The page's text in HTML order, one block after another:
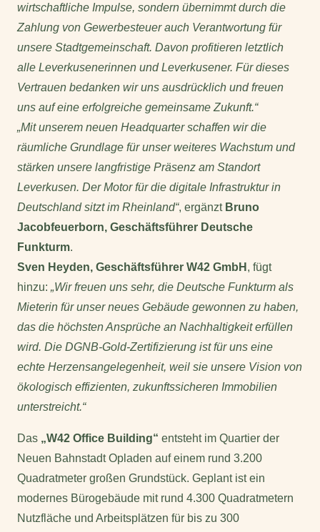
wirtschaftliche Impulse, sondern übernimmt durch die
Zahlung von Gewerbesteuer auch Verantwortung für
unsere Stadtgemeinschaft. Davon profitieren letztlich
alle Leverkusenerinnen und Leverkusener. Für dieses
Vertrauen bedanken wir uns ausdrücklich und freuen
uns auf eine erfolgreiche gemeinsame Zukunft.“
„Mit unserem neuen Headquarter schaffen wir die
räumliche Grundlage für unser weiteres Wachstum und
stärken unsere langfristige Präsenz am Standort
Leverkusen. Der Motor für die digitale Infrastruktur in
Deutschland sitzt im Rheinland“, ergänzt Bruno
Jacobfeuerborn, Geschäftsführer Deutsche
Funkturm.
Sven Heyden, Geschäftsführer W42 GmbH , fügt
hinzu: „Wir freuen uns sehr, die Deutsche Funkturm als
Mieterin für unser neues Gebäude gewonnen zu haben,
das die höchsten Ansprüche an Nachhaltigkeit erfüllen
wird. Die DGNB-Gold-Zertifizierung ist für uns eine
echte Herzensangelegenheit, weil sie unsere Vision von
ökologisch effizienten, zukunftssicheren Immobilien
unterstreicht.“
Das „W42 Office Building“ entsteht im Quartier der
Neuen Bahnstadt Opladen auf einem rund 3.200
Quadratmeter großen Grundstück. Geplant ist ein
modernes Bürogebäude mit rund 4.300 Quadratmetern
Nutzfläche und Arbeitsplätzen für bis zu 300